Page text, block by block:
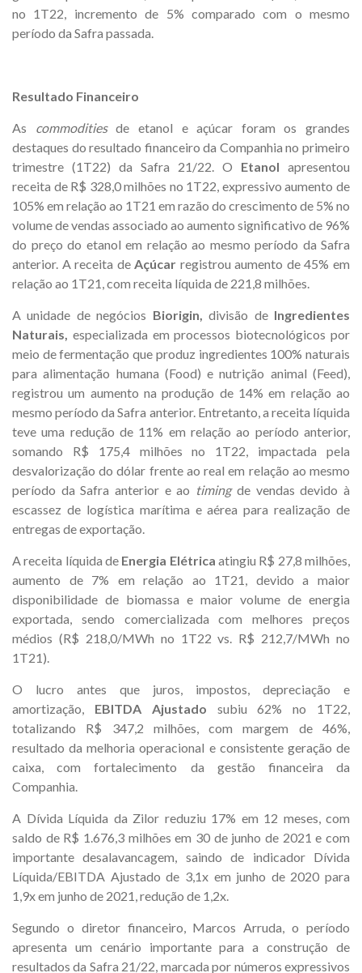
no 1T22, incremento de 5% comparado com o mesmo
período da Safra passada.
Resultado Financeiro
As commoditiesde etanol e açúcar foram os grandes
destaques do resultado financeiro da Companhia no primeiro
trimestre (1T22) da Safra 21/22. O Etanol apresentou
receita de R$ 328,0 milhões no 1T22, expressivo aumento de
105% em relação ao 1T21 em razão do crescimento de 5% no
volume de vendas associado ao aumento significativo de 96%
do preço do etanol em relação ao mesmo período da Safra
anterior. A receita deAçúcar registrou aumento de 45% em
relação ao 1T21, com receita líquida de 221,8 milhões.
A unidade de negócios Biorigin,divisão de Ingredientes
Naturais, especializada em processos biotecnológicos por
meio de fermentação que produz ingredientes 100% naturais
para alimentação humana (Food) e nutrição animal (Feed),
registrou um aumento na produção de 14% em relação ao
mesmo período da Safra anterior. Entretanto, a receita líquida
teve uma redução de 11% em relação ao período anterior,
somando R$ 175,4 milhões no 1T22, impactada pela
desvalorização do dólar frente ao real em relação ao mesmo
período da Safra anterior e ao timingde vendas devido à
escassez de logística marítima e aérea para realização de
entregas de exportação.
A receita líquida de Energia Elétrica atingiu R$ 27,8 milhões,
aumento de 7% em relação ao 1T21, devido a maior
disponibilidade de biomassa e maior volume de energia
exportada, sendo comercializada com melhores preços
médios (R$ 218,0/MWh no 1T22 vs. R$ 212,7/MWh no
1T21).
O lucro antes que juros, impostos, depreciação e
amortização, EBITDA Ajustado subiu 62% no 1T22,
totalizando R$ 347,2 milhões, com margem de 46%,
resultado da melhoria operacional e consistente geração de
caixa, com fortalecimento da gestão financeira da
Companhia.
A Dívida Líquida da Zilor reduziu 17% em 12 meses, com
saldo de R$ 1.676,3 milhões em 30 de junho de 2021 e com
importante desalavancagem, saindo de indicador Dívida
Líquida/EBITDA Ajustado de 3,1x em junho de 2020 para
1,9x em junho de 2021, redução de 1,2x.
Segundo o diretor financeiro, Marcos Arruda, o período
apresenta um cenário importante para a construção de
resultados da Safra 21/22, marcada por números expressivos